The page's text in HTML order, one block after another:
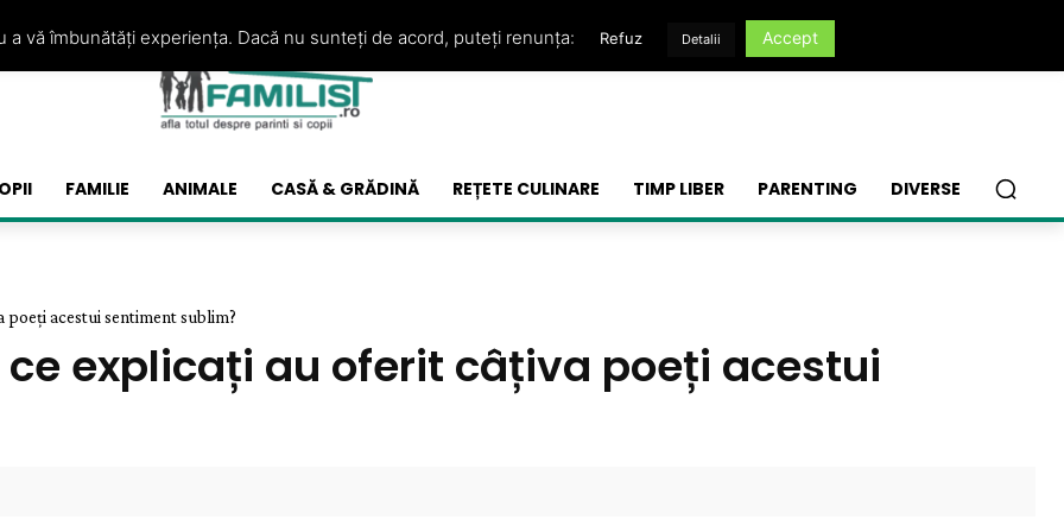
FAMILIE ANIMALE CASĂ & GRĂDINĂ REȚETE CULINARE TIMP LIBER PARENTING DIVERSE
acestui sentiment sublim?
explicați au oferit câțiva poeți acestui
vă îmbunătăți experiența. Dacă nu sunteți de acord, puteți renunța: Refuz Detalii Accept